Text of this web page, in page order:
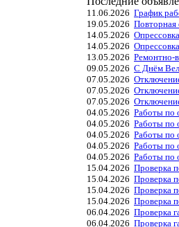
11.06.2026 График
19.05.2026 Повторная
14.05.2026
14.05.2026
13.05.2026 Ремонтно-
09.05.2026 С Днём
07.05.2026
07.05.2026
07.05.2026
04.05.2026 Работы по
04.05.2026 Работы по
04.05.2026 Работы по
04.05.2026 Работы по
04.05.2026 Работы по
15.04.2026 Проверка
15.04.2026 Проверка
15.04.2026 Проверка
15.04.2026 Проверка
06.04.2026 Проверка
06.04.2026 Проверка